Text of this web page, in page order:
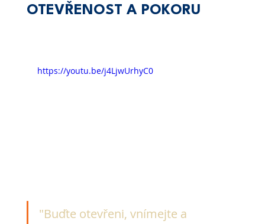
OTEVŘENOST A POKORU
https://youtu.be/j4LjwUrhyC0
"Buďte otevřeni, vnímejte a